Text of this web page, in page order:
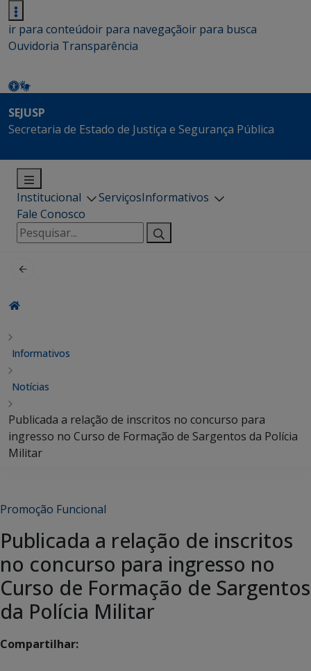
ir para conteúdoir para navegaçãoir para busca
Ouvidoria Transparência
SEJUSP
Secretaria de Estado de Justiça e Segurança Pública
Institucional ServiçosInformativos
Fale Conosco
Pesquisar
por:
Informativos
Notícias
Publicada a relação de inscritos no concurso para
ingresso no Curso de Formação de Sargentos da Polícia
Militar
Promoção Funcional
Publicada a relação de inscritos
no concurso para ingresso no
Curso de Formação de Sargentos
da Polícia Militar
Compartilhar: